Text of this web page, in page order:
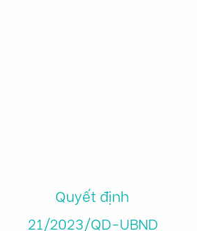
Quyết định
21/2023/QD-UBND